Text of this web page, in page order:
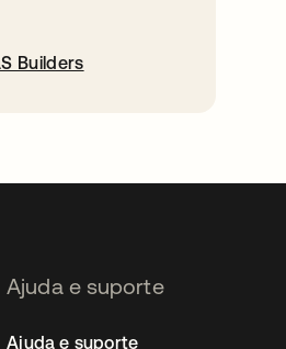
Builders
Ajuda e suporte
Ajuda e suporte